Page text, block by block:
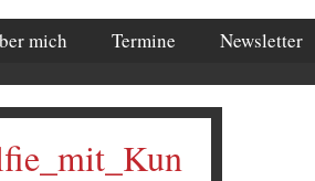
mich Termine Newsletter